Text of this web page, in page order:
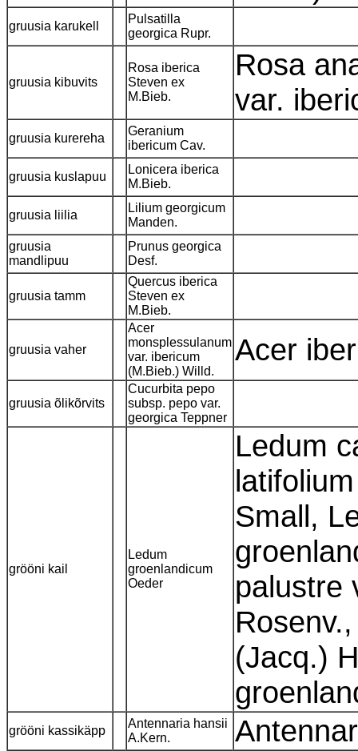
gruusia karukell
Pulsatilla
georgica Rupr.
gruusia kibuvits
Rosa iberica
Steven ex
M.Bieb.
Rosa
var.
gruusia kurereha
Geranium
ibericum Cav.
gruusia kuslapuu
Lonicera iberica
M.Bieb.
gruusia liilia
Lilium georgicum
Manden.
gruusia
mandlipuu
Prunus georgica
Desf.
gruusia tamm
Quercus iberica
Steven ex
M.Bieb.
gruusia vaher
Acer
monsplessulanum
var. ibericum
(M.Bieb.) Willd.
Acer
gruusia õlikõrvits
Cucurbita pepo
subsp. pepo var.
georgica Teppner
grööni kail
Ledum
groenlandicum
Oeder
Ledum
Small,
palustre
(Jacq.)
grööni kassikäpp
Antennaria hansii
A.Kern.